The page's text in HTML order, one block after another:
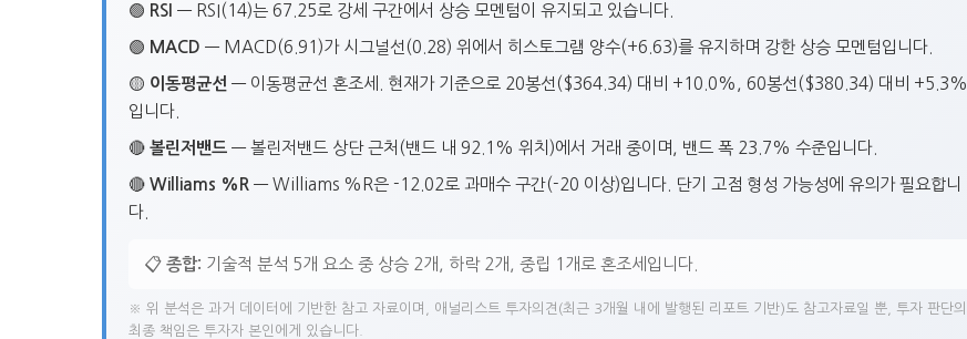
🟢 RSI — RSI(14)는 67.25로 강세 구간에서 상승 모멘텀이 유지되고 있습니다.
🟢 MACD — MACD(6.91)가 시그널선(0.28) 위에서 히스토그램 양수(+6.63)를 유지하며 강한 상승 모멘텀입니다.
🟡 이동평균선 — 이동평균선 혼조세. 현재가 기준으로 20봉선($364.34) 대비 +10.0%, 60봉선($380.34) 대비 +5.3%
입니다.
🔴 볼린저밴드 — 볼린저밴드 상단 근처(밴드 내 92.1% 위치)에서 거래 중이며, 밴드 폭 23.7% 수준입니다.
🔴 Williams %R — Williams %R은 -12.02로 과매수 구간(-20 이상)입니다. 단기 고점 형성 가능성에 유의가 필요합니
다.
📋 종합: 기술적 분석 5개 요소 중 상승 2개, 하락 2개, 중립 1개로 혼조세입니다.
※ 위 분석은 과거 데이터에 기반한 참고 자료이며, 애널리스트 투자의견(최근 3개월 내에 발행된 리포트 기반)도 참고자료일 뿐, 투자 판단의
최종 책임은 투자자 본인에게 있습니다.